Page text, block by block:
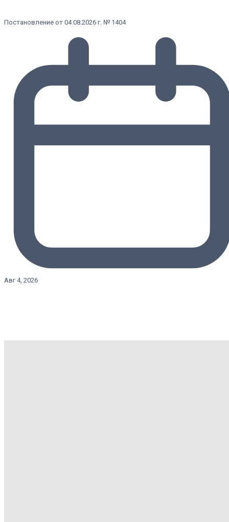
Постановление от 04.08.2026 г. № 1404
Авг 4, 2026